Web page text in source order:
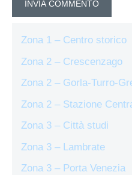
Zona 1 – Centro storico
Zona 2 – Crescenzago
Zona 2 – Gorla-Turro-
Zona 2 – Stazione
Zona 3 – Città studi
Zona 3 – Lambrate
Zona 3 – Porta Venezia